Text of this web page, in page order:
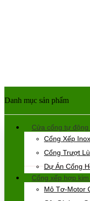
Danh mục sản phẩm
Cửa cổng tự
Cổng Xếp Inox
Cổng Trượt
Dự Án Cổng
Cổng xếp hợp
Mô Tơ-Motor